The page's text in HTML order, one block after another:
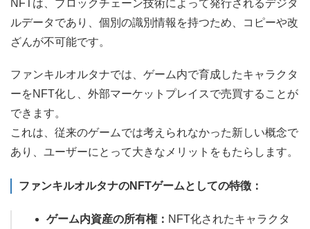
NFTは、ブロックチェーン技術によって発行されるデジタ
ルデータであり、個別の識別情報を持つため、コピーや改
ざんが不可能です。
ファンキルオルタナでは、ゲーム内で育成したキャラクタ
ーをNFT化し、外部マーケットプレイスで売買することが
できます。
これは、従来のゲームでは考えられなかった新しい概念で
あり、ユーザーにとって大きなメリットをもたらします。
ファンキルオルタナのNFTゲームとしての特徴：
ゲーム内資産の所有権： NFT化されたキャラクタ